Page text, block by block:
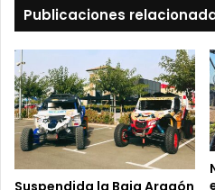
o
r
r
e
o
Publicaciones